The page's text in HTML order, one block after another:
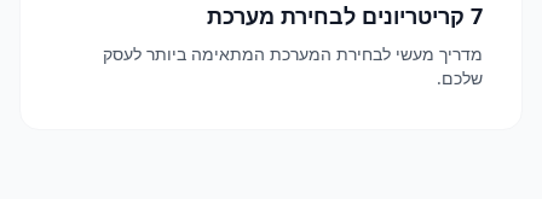
7 קריטריונים לבחירת מערכת
מדריך מעשי לבחירת המערכת המתאימה ביותר לעסק
שלכם.